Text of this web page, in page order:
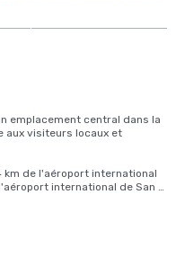
emplacement central dans la
aux visiteurs locaux et
km de l'aéroport international
international de San
international d'Oakland (OAK).
de l'autoroute 101, l'hôtel est